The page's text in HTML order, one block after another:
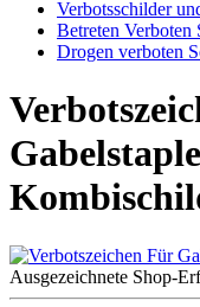
Verbotsschilder
Betreten Verboten
Drogen verboten
Ausgezeichnete Shop-